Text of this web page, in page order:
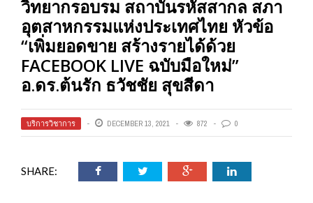
วิทยากรอบรม สถาบันรหัสสากล สภา
อุตสาหกรรมแห่งประเทศไทย หัวข้อ
“เพิ่มยอดขาย สร้างรายได้ด้วย
FACEBOOK LIVE ฉบับมือใหม่”
อ.ดร.ต้นรัก ธวัชชัย สุขสีดา
บริการวิชาการ DECEMBER 13, 2021 872 0
SHARE: